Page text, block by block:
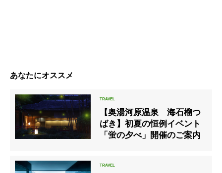
あなたにオススメ
【奥湯河原温泉 海石榴つ
ばき】初夏の恒例イベント
「蛍の夕べ」開催のご案内